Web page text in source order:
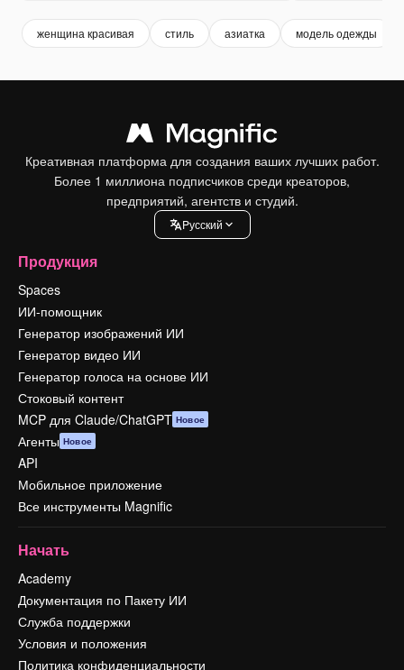
женщина красивая стиль азиатка модель одежды
Креативная платформа для создания ваших лучших работ.
Более 1 миллиона подписчиков среди креаторов,
предприятий, агентств и студий.
Pусский
Продукция
Spaces
ИИ-помощник
Генератор изображений ИИ
Генератор видео ИИ
Генератор голоса на основе ИИ
Стоковый контент
MCP для Claude/ChatGPT Новое
Агенты Новое
API
Мобильное приложение
Все инструменты Magnific
Начать
Academy
Документация по Пакету ИИ
Служба поддержки
Условия и положения
Политика конфиденциальности